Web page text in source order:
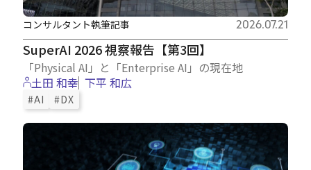
SuperAI 2026 視察報告【第3回】
「Physical AI」と「Enterprise AI」の現在地
コンサルタント執筆記事 2026.07.21
土田 和幸 下平 和広
#AI #DX